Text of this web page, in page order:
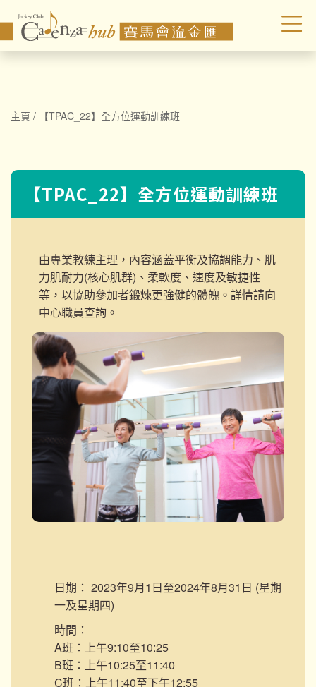
主頁 / 【TPAC_22】全方位運動訓練班
【TPAC_22】全方位運動訓練班
由專業教練主理，內容涵蓋平衡及協調能力、肌
力肌耐力(核心肌群)、柔軟度、速度及敏捷性
等，以協助參加者鍛煉更強健的體魄。詳情請向
中心職員查詢。
日期： 2023年9月1日至2024年8月31日 (星期
一及星期四)
時間：
A班：上午9:10至10:25
B班：上午10:25至11:40
C班：上午11:40至下午12:55